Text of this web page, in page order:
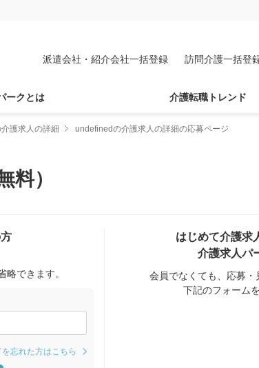
派遣会社・紹介会社一括登録 訪問介護一括登
ークとは 介護転職トレンド
護求人の詳細 undefinedの介護求人の詳細の応募ページ
料）
できます。
忘れた方はこちら
はじめて介護求
介護求人パ
会員でなくても、応募
下記のフォーム